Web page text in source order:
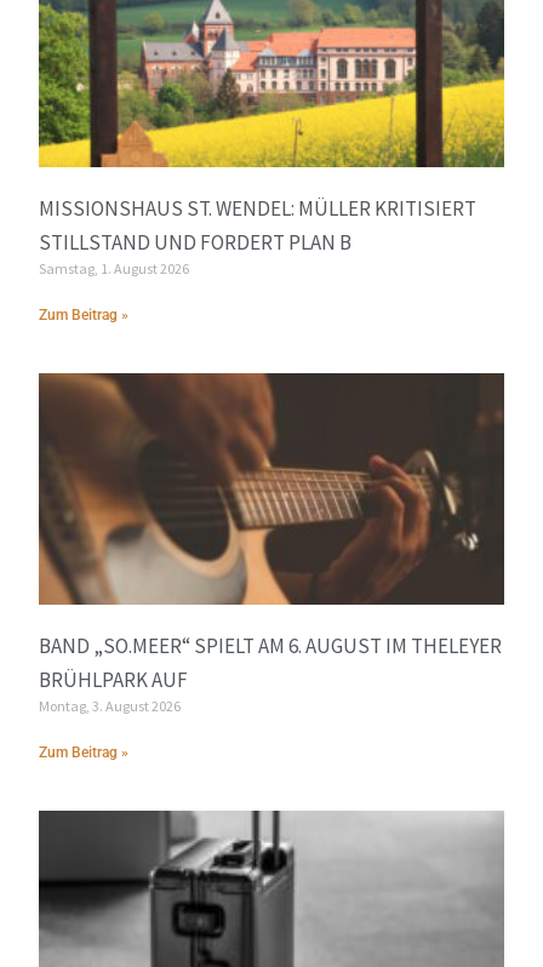
MISSIONSHAUS ST. WENDEL: MÜLLER KRITISIERT
STILLSTAND UND FORDERT PLAN B
Samstag, 1. August 2026
Zum Beitrag »
BAND „SO.MEER“ SPIELT AM 6. AUGUST IM THELEYER
BRÜHLPARK AUF
Montag, 3. August 2026
Zum Beitrag »